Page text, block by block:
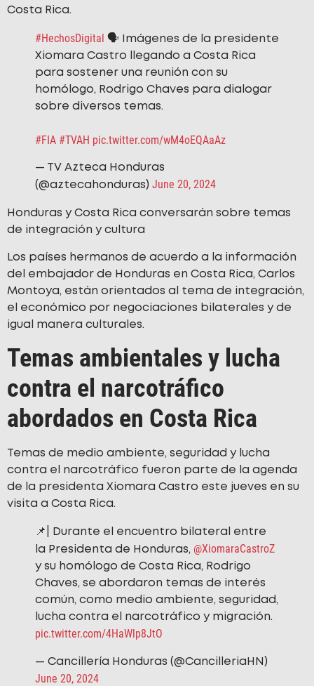
Costa Rica.
#HechosDigital 🗣️ Imágenes de la presidente
Xiomara Castro llegando a Costa Rica
para sostener una reunión con su
homólogo, Rodrigo Chaves para dialogar
sobre diversos temas.
#FIA #TVAH pic.twitter.com/wM4oEQAaAz
— TV Azteca Honduras
(@aztecahonduras) June 20, 2024
Honduras y Costa Rica conversarán sobre temas
de integración y cultura
Los países hermanos de acuerdo a la información
del embajador de Honduras en Costa Rica, Carlos
Montoya, están orientados al tema de integración,
el económico por negociaciones bilaterales y de
igual manera culturales.
Temas ambientales y lucha
contra el narcotráfico
abordados en Costa Rica
Temas de medio ambiente, seguridad y lucha
contra el narcotráfico fueron parte de la agenda
de la presidenta Xiomara Castro este jueves en su
visita a Costa Rica.
📌| Durante el encuentro bilateral entre
la Presidenta de Honduras, @XiomaraCastroZ
y su homólogo de Costa Rica, Rodrigo
Chaves, se abordaron temas de interés
común, como medio ambiente, seguridad,
lucha contra el narcotráfico y migración.
pic.twitter.com/4HaWlp8JtO
— Cancillería Honduras (@CancilleriaHN)
June 20, 2024